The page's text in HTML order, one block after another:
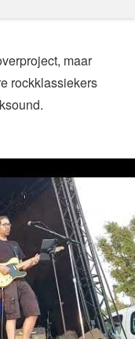
maar
rockklassiekers
– Filthy Horse,
die weet hoe je
leven ze – en
mee. Of het nu
festivalweide of
het altijd een